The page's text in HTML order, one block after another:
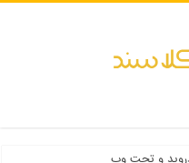
و تحت وب